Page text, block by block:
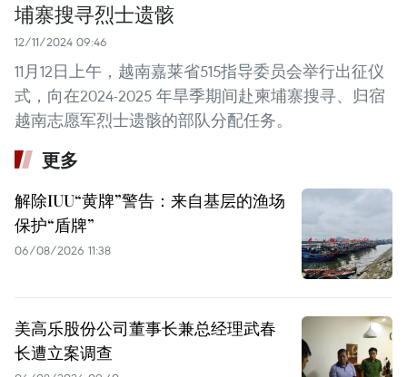
埔寨搜寻烈士遗骸
12/11/2024 09:46
11月12日上午，越南嘉莱省515指导委员会举行出征仪
式，向在2024-2025 年旱季期间赴柬埔寨搜寻、归宿
越南志愿军烈士遗骸的部队分配任务。
更多
解除IUU“黄牌”警告：来自基层的渔场
保护“盾牌”
06/08/2026 11:38
美高乐股份公司董事长兼总经理武春
长遭立案调查